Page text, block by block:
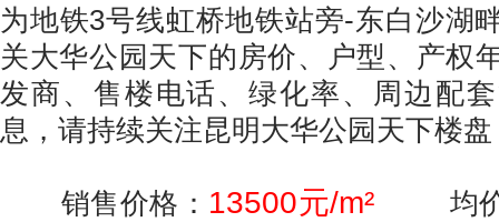
为地铁3号线虹桥地铁站旁-东白沙湖
关大华公园天下的房价、户型、产权
发商、售楼电话、绿化率、周边配
息，请持续关注昆明大华公园天下楼盘
销售价格： 13500元/m² 均价